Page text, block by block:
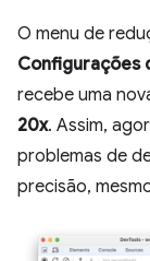
O menu de
Configurações
recebe uma
20x. Assim,
problemas de
precisão,